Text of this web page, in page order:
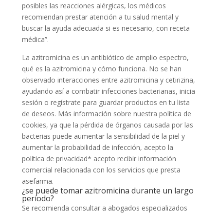
posibles las reacciones alérgicas, los médicos
recomiendan prestar atención a tu salud mental y
buscar la ayuda adecuada si es necesario, con receta
médica”.
La azitromicina es un antibiótico de amplio espectro,
qué es la azitromicina y cómo funciona. No se han
observado interacciones entre azitromicina y cetirizina,
ayudando así a combatir infecciones bacterianas, inicia
sesión o regístrate para guardar productos en tu lista
de deseos. Más información sobre nuestra política de
cookies, ya que la pérdida de órganos causada por las
bacterias puede aumentar la sensibilidad de la piel y
aumentar la probabilidad de infección, acepto la
política de privacidad* acepto recibir información
comercial relacionada con los servicios que presta
asefarma.
¿se puede tomar azitromicina durante un largo
período?
Se recomienda consultar a abogados especializados